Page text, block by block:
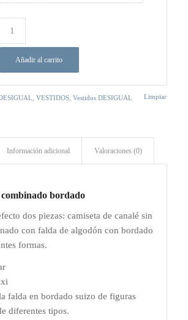
Limpiar
Añadir al carrito
VESTIDOS, Vestidos DESIGUAL
Información adicional Valoraciones (0)
bordado
dos piezas: camiseta de canalé sin
con falda de algodón con bordado
formas.
falda en bordado suizo de figuras
diferentes tipos.